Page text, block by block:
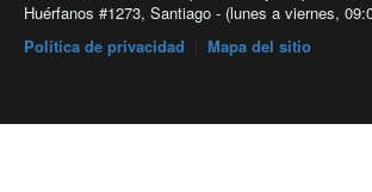
Huérfanos #1273, Santiago - (lunes a viernes,
Política de privacidad
Mapa del sitio